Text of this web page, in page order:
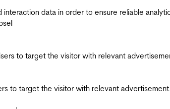
data in order to ensure reliable
to target the visitor with relevant
to target the visitor with relevant